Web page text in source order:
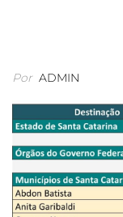
Por ADMIN